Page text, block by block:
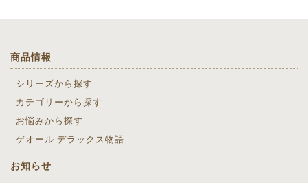
商品情報
シリーズから探す
カテゴリーから探す
お悩みから探す
ゲオール デラックス物語
お知らせ